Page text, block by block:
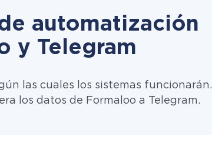
automatización
y Telegram
las cuales los sistemas funcionarán.
los datos de Formaloo a Telegram.